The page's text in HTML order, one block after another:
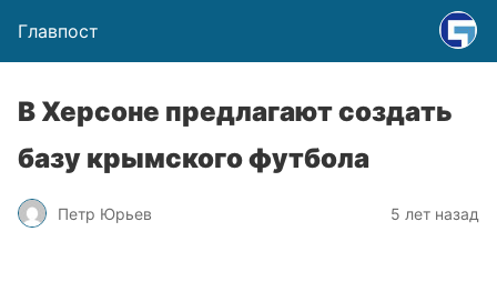
Главпост
В Херсоне предлагают создать
базу крымского футбола
Петр Юрьев 5 лет назад